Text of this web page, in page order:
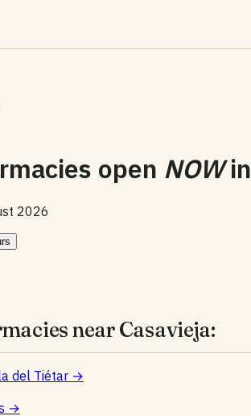
open NOWin
2026
near Casavieja:
del Tiétar →
→